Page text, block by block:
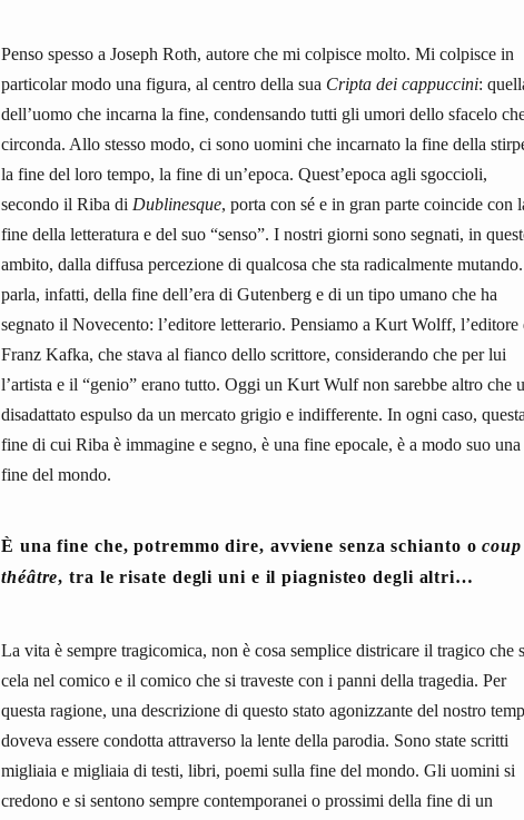
Penso spesso a Joseph Roth, autore che mi colpisce molto. Mi colpisce in
particolar modo una figura, al centro della sua Cripta dei cappuccini:
dell’uomo che incarna la fine, condensando tutti gli umori dello sfacelo
circonda. Allo stesso modo, ci sono uomini che incarnato la fine della
la fine del loro tempo, la fine di un’epoca. Quest’epoca agli sgoccioli,
secondo il Riba di Dublinesque, porta con sé e in gran parte coincide con
fine della letteratura e del suo “senso”. I nostri giorni sono segnati, in
ambito, dalla diffusa percezione di qualcosa che sta radicalmente
parla, infatti, della fine dell’era di Gutenberg e di un tipo umano che ha
segnato il Novecento: l’editore letterario. Pensiamo a Kurt Wolff, l’editore
Franz Kafka, che stava al fianco dello scrittore, considerando che per lui
l’artista e il “genio” erano tutto. Oggi un Kurt Wulf non sarebbe altro che
disadattato espulso da un mercato grigio e indifferente. In ogni caso, questa
fine di cui Riba è immagine e segno, è una fine epocale, è a modo suo una
fine del mondo.
È una fine che, potremmo dire, avviene senza schianto ocoup
théâtre, tra le risate degli uni e il piagnisteo degli altri…
La vita è sempre tragicomica, non è cosa semplice districare il tragico che
cela nel comico e il comico che si traveste con i panni della tragedia. Per
questa ragione, una descrizione di questo stato agonizzante del nostro
doveva essere condotta attraverso la lente della parodia. Sono state scritti
migliaia e migliaia di testi, libri, poemi sulla fine del mondo. Gli uomini si
credono e si sentono sempre contemporanei o prossimi della fine di un